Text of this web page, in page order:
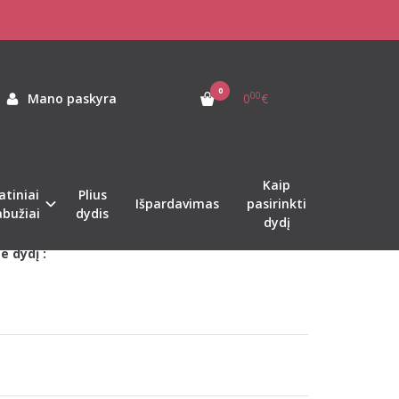
Mano paskyra 0 000€
Plius
dydis
Išpardavimas
Kaip
pasirinkti
dydį
1-2 d.d.
dydį :